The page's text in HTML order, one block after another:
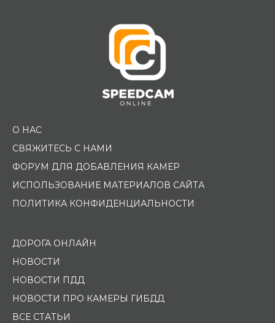
О НАС
СВЯЖИТЕСЬ С НАМИ
ФОРУМ ДЛЯ ДОБАВЛЕНИЯ КАМЕР
ИСПОЛЬЗОВАНИЕ МАТЕРИАЛОВ САЙТА
ПОЛИТИКА КОНФИДЕНЦИАЛЬНОСТИ
ДОРОГА ОНЛАЙН
НОВОСТИ
НОВОСТИ ПДД
НОВОСТИ ПРО КАМЕРЫ ГИБДД
ВСЕ СТАТЬИ